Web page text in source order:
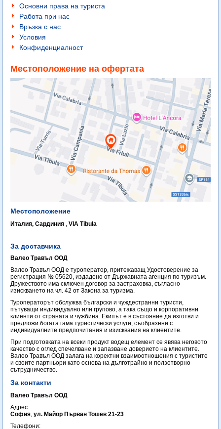
Основни права на туриста
Работа при нас
Връзка с нас
Условия
Конфиденциалност
Местоположение на офертата
Местоположение
Италия, Сардиния , VIA Tibula
За доставчика
Валео Травъл ООД
Валео Травъл ООД е туроператор, притежаващ Удостоверение за
регистрация № 05620, издадено от Държавната агенция по туризъм.
Дружеството има сключен договор за застраховка, съгласно
изискването на чл. 42 от Закона за туризма.
Туроператорът обслужва български и чуждестранни туристи,
пътуващи индивидуално или групово, а така също и корпоративни
клиенти от страната и чужбина. Екипът е в състояние да изготви и
предложи богата гама туристически услуги, съобразени с
индивидуалните предпочитания и изисквания на клиентите.
При подготовката на всеки продукт водещ елемент се явява неговото
качество с оглед спечелване и запазване доверието на клиентите.
Валео Травъл ООД залага на коректни взаимоотношения с туристите
и своите партньори като основа на дълготрайно и ползотворно
сътрудничество.
За контакти
Валео Травъл ООД
Адрес:
София, ул. Майор Първан Тошев 21-23
Телефони: